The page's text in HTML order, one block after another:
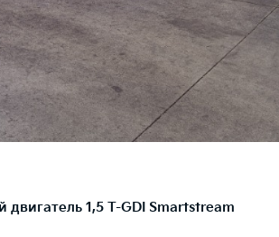
двигатель 1,5 T-GDI Smartstream